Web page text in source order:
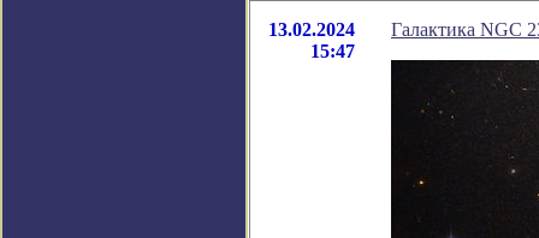
13.02.2024
15:47
Галактика NGC